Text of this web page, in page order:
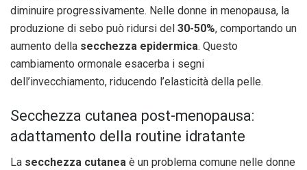
diminuire progressivamente. Nelle donne in menopausa, la
produzione di sebo può ridursi del 30-50%, comportando un
aumento della secchezza epidermica. Questo
cambiamento ormonale esacerba i segni
dell’invecchiamento, riducendo l’elasticità della pelle.
Secchezza cutanea post-menopausa:
adattamento della routine idratante
La secchezza cutanea è un problema comune nelle donne